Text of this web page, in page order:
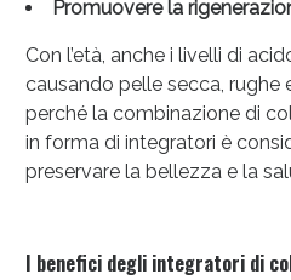
Promuovere la
Con l’età, anche i livelli di
causando pelle secca, rughe
perché la combinazione di
in forma di integratori è
preservare la bellezza e la
I benefici degli integratori di